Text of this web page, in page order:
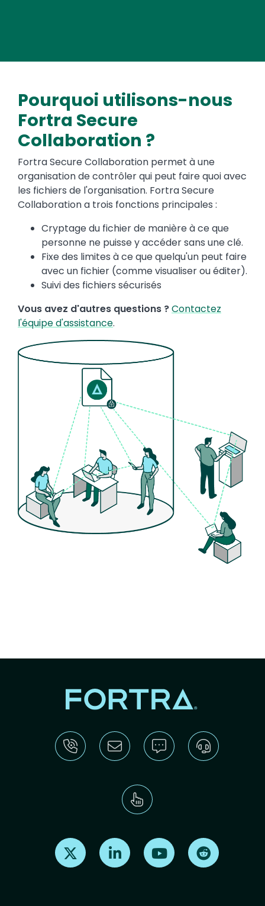
Pourquoi utilisons-nous
Fortra Secure
Collaboration ?
Fortra Secure Collaboration permet à une
organisation de contrôler qui peut faire quoi avec
les fichiers de l'organisation. Fortra Secure
Collaboration a trois fonctions principales :
Cryptage du fichier de manière à ce que
personne ne puisse y accéder sans une clé.
Fixe des limites à ce que quelqu'un peut faire
avec un fichier (comme visualiser ou éditer).
Suivi des fichiers sécurisés
Vous avez d'autres questions ?Contactez
l'équipe d'assistance.
Image
Find us on X Find us on LinkedInFind us on Youtube